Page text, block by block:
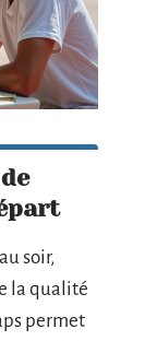
soir,
la qualité
permet